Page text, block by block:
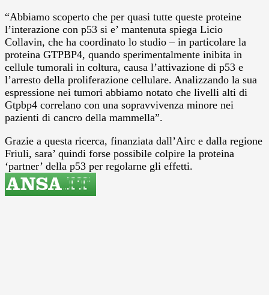
“Abbiamo scoperto che per quasi tutte queste proteine
l’interazione con p53 si e’ mantenuta spiega Licio
Collavin, che ha coordinato lo studio – in particolare la
proteina GTPBP4, quando sperimentalmente inibita in
cellule tumorali in coltura, causa l’attivazione di p53 e
l’arresto della proliferazione cellulare. Analizzando la sua
espressione nei tumori abbiamo notato che livelli alti di
Gtpbp4 correlano con una sopravvivenza minore nei
pazienti di cancro della mammella”.
Grazie a questa ricerca, finanziata dall’Airc e dalla regione
Friuli, sara’ quindi forse possibile colpire la proteina
‘partner’ della p53 per regolarne gli effetti.